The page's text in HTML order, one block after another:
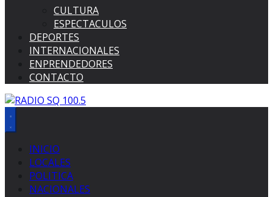
CULTURA
ESPECTACULOS
DEPORTES
INTERNACIONALES
ENPRENDEDORES
CONTACTO
INICIO
LOCALES
POLITICA
NACIONALES